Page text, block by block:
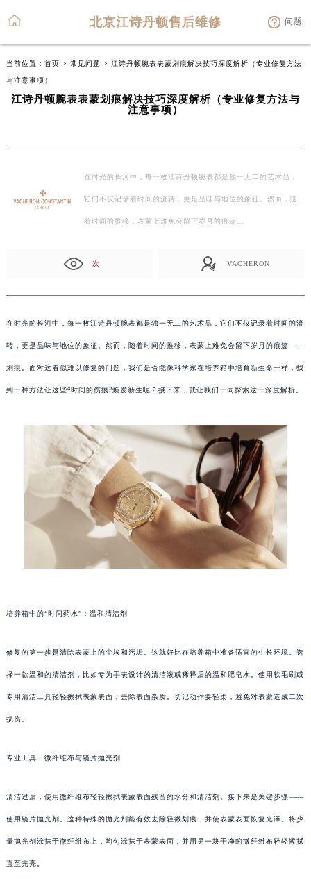
北京江诗丹顿售后维修 问题
当前位置： 首页 > 常见问题 > 江诗丹顿腕表表蒙划痕解决技巧深度解析（专业修复方法
与注意事项）
江诗丹顿腕表表蒙划痕解决技巧深度解析（专业修复方法与
注意事项）
在时光的长河中，每一枚江诗丹顿腕表都是独一无二的艺术品，
它们不仅记录着时间的流转，更是品味与地位的象征。然而，随
着时间的推移，表蒙上难免会留下岁月的痕迹…
次 VACHERON
在时光的长河中，每一枚江诗丹顿腕表都是独一无二的艺术品，它们不仅记录着时间的流
转，更是品味与地位的象征。然而，随着时间的推移，表蒙上难免会留下岁月的痕迹——
划痕。面对这看似难以修复的问题，我们是否能像科学家在培养箱中培育新生命一样，找
到一种方法让这些“时间的伤痕”焕发新生呢？接下来，就让我们一同探索这一深度解析。
培养箱中的“时间药水”：温和清洁剂
修复的第一步是清除表蒙上的尘埃和污垢。这就好比在培养箱中准备适宜的生长环境。选
择一款温和的清洁剂，比如专为手表设计的清洁液或稀释后的温和肥皂水。使用软毛刷或
专用清洁工具轻轻擦拭表蒙表面，去除表面杂质。切记动作要轻柔，避免对表蒙造成二次
损伤。
专业工具：微纤维布与镜片抛光剂
清洁过后，使用微纤维布轻轻擦拭表蒙表面残留的水分和清洁剂。接下来是关键步骤——
使用镜片抛光剂。这种特殊的抛光剂能有效去除轻微划痕，并使表蒙表面恢复光泽。将少
量抛光剂涂抹于微纤维布上，均匀涂抹于表蒙表面，并用另一块干净的微纤维布轻轻擦拭
直至光亮。